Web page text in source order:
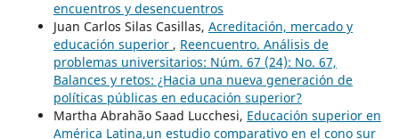
encuentros y desencuentros
Juan Carlos Silas Casillas, Acreditación, mercado y
educación superior , Reencuentro. Análisis de
problemas universitarios: Núm. 67 (24): No. 67,
Balances y retos: ¿Hacia una nueva generación de
políticas públicas en educación superior?
Martha Abrahão Saad Lucchesi, Educación superior en
América Latina,un estudio comparativo en el cono sur